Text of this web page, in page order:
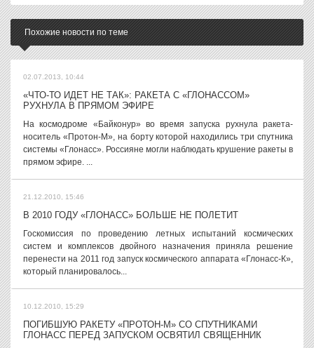
Похожие новости по теме
02.07.2013, 10:44
«ЧТО-ТО ИДЕТ НЕ ТАК»: РАКЕТА С «ГЛОНАССОМ»
РУХНУЛА В ПРЯМОМ ЭФИРЕ
На космодроме «Байконур» во время запуска рухнула ракета-
носитель «Протон-М», на борту которой находились три спутника
системы «Глонасс». Россияне могли наблюдать крушение ракеты в
прямом эфире. ...
21.12.2010, 15:46
В 2010 ГОДУ «ГЛОНАСС» БОЛЬШЕ НЕ ПОЛЕТИТ
Госкомиссия по проведению летных испытаний космических
систем и комплексов двойного назначения приняла решение
перенести на 2011 год запуск космического аппарата «Глонасс-К»,
который планировалось...
10.12.2010, 15:29
ПОГИБШУЮ РАКЕТУ «ПРОТОН-М» СО СПУТНИКАМИ
ГЛОНАСС ПЕРЕД ЗАПУСКОМ ОСВЯТИЛ СВЯЩЕННИК